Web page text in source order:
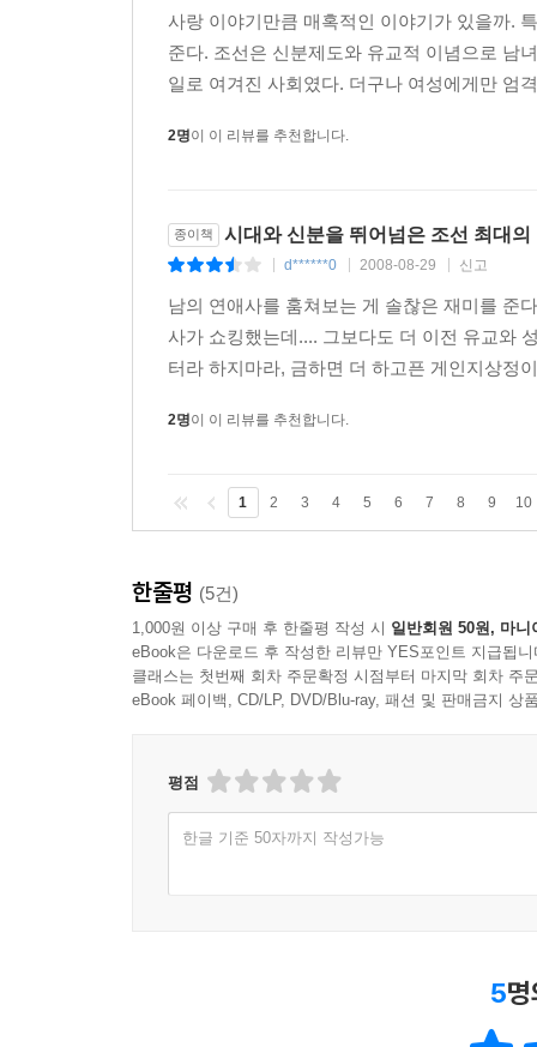
사랑 이야기만큼 매혹적인 이야기가 있을까.
준다. 조선은 신분제도와 유교적 이념으로 남
일로 여겨진 사회였다. 더구나 여성에게만 엄
2명이 이 리뷰를 추천합니다.
종이책 시대와 신분을 뛰어넘은 조선 최대의
d******0 2008-08-29 신고
남의 연애사를 훔쳐보는 게 솔찮은 재미를 준
사가 쇼킹했는데.... 그보다도 더 이전 유교와
터라 하지마라, 금하면 더 하고픈 게인지상정
2명이 이 리뷰를 추천합니다.
1 2 3 4 5 6 7 8 9 10
한줄평 (5건)
1,000원 이상 구매 후 한줄평 작성 시 일반회원 50원, 마니
eBook은 다운로드 후 작성한 리뷰만 YES포인트 지급됩니
클래스는 첫번째 회차 주문확정 시점부터 마지막 회차 주
eBook 페이백, CD/LP, DVD/Blu-ray, 패션 및 판매금지 상
평점
한글 기준 50자까지 작성가능
5